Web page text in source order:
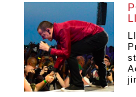
NIRVANA: Démoni
uvnitř Cobaina.
Kde se vzali? A
obstál by jako
výtvarný
umělec?